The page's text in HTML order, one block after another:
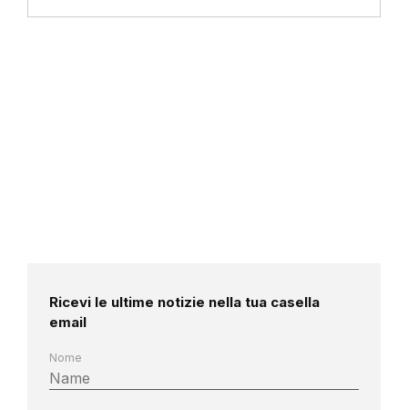
Ricevi le ultime notizie nella tua casella
email
Nome